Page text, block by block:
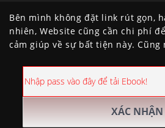
Bên mình không đặt link rút gọn,
nhiên, Website cũng cần chi phí
cảm giúp về sự bất tiện này. Cũng